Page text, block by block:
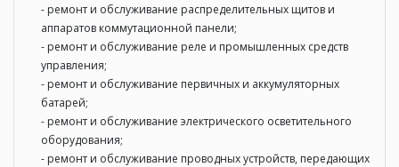
- ремонт и обслуживание распределительных щитов и
аппаратов коммутационной панели;
- ремонт и обслуживание реле и промышленных средств
управления;
- ремонт и обслуживание первичных и аккумуляторных
батарей;
- ремонт и обслуживание электрического осветительного
оборудования;
- ремонт и обслуживание проводных устройств, передающих